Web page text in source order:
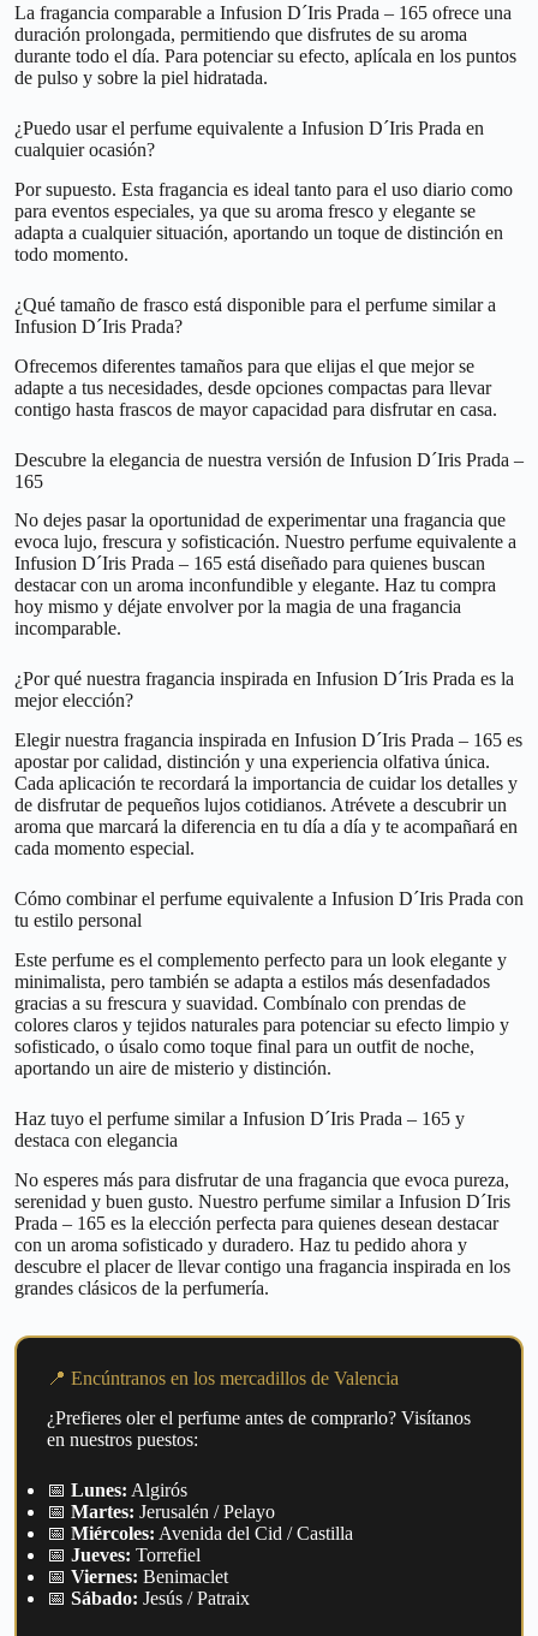
La fragancia comparable a Infusion D´Iris Prada – 165 ofrece una
duración prolongada, permitiendo que disfrutes de su aroma
durante todo el día. Para potenciar su efecto, aplícala en los puntos
de pulso y sobre la piel hidratada.
¿Puedo usar el perfume equivalente a Infusion D´Iris Prada en
cualquier ocasión?
Por supuesto. Esta fragancia es ideal tanto para el uso diario como
para eventos especiales, ya que su aroma fresco y elegante se
adapta a cualquier situación, aportando un toque de distinción en
todo momento.
¿Qué tamaño de frasco está disponible para el perfume similar a
Infusion D´Iris Prada?
Ofrecemos diferentes tamaños para que elijas el que mejor se
adapte a tus necesidades, desde opciones compactas para llevar
contigo hasta frascos de mayor capacidad para disfrutar en casa.
Descubre la elegancia de nuestra versión de Infusion D´Iris Prada –
165
No dejes pasar la oportunidad de experimentar una fragancia que
evoca lujo, frescura y sofisticación. Nuestro perfume equivalente a
Infusion D´Iris Prada – 165 está diseñado para quienes buscan
destacar con un aroma inconfundible y elegante. Haz tu compra
hoy mismo y déjate envolver por la magia de una fragancia
incomparable.
¿Por qué nuestra fragancia inspirada en Infusion D´Iris Prada es la
mejor elección?
Elegir nuestra fragancia inspirada en Infusion D´Iris Prada – 165 es
apostar por calidad, distinción y una experiencia olfativa única.
Cada aplicación te recordará la importancia de cuidar los detalles y
de disfrutar de pequeños lujos cotidianos. Atrévete a descubrir un
aroma que marcará la diferencia en tu día a día y te acompañará en
cada momento especial.
Cómo combinar el perfume equivalente a Infusion D´Iris Prada con
tu estilo personal
Este perfume es el complemento perfecto para un look elegante y
minimalista, pero también se adapta a estilos más desenfadados
gracias a su frescura y suavidad. Combínalo con prendas de
colores claros y tejidos naturales para potenciar su efecto limpio y
sofisticado, o úsalo como toque final para un outfit de noche,
aportando un aire de misterio y distinción.
Haz tuyo el perfume similar a Infusion D´Iris Prada – 165 y
destaca con elegancia
No esperes más para disfrutar de una fragancia que evoca pureza,
serenidad y buen gusto. Nuestro perfume similar a Infusion D´Iris
Prada – 165 es la elección perfecta para quienes desean destacar
con un aroma sofisticado y duradero. Haz tu pedido ahora y
descubre el placer de llevar contigo una fragancia inspirada en los
grandes clásicos de la perfumería.
📍 Encúntranos en los mercadillos de Valencia
¿Prefieres oler el perfume antes de comprarlo? Visítanos
en nuestros puestos:
📅 Lunes: Algirós
📅 Martes: Jerusalén / Pelayo
📅 Miércoles: Avenida del Cid / Castilla
📅 Jueves: Torrefiel
📅 Viernes: Benimaclet
📅 Sábado: Jesús / Patraix